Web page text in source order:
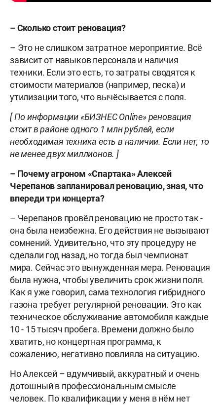
– Сколько стоит реновация?
– Это не слишком затратное мероприятие. Всё
зависит от навыков персонала и наличия
техники. Если это есть, то затраты сводятся к
стоимости материалов (например, песка) и
утилизации того, что вычёсывается с поля.
[ По информации «БИЗНЕС Оnline» реновация
стоит в районе одного 1 млн рублей, если
необходимая техника есть в наличии. Если нет, то
не менее двух миллионов. ]
– Почему агроном «Спартака»Алексей
Черепанов запланировал реновацию, зная, что
впереди три концерта?
– Черепанов провёл реновацию не просто так -
она была неизбежна. Его действия не вызывают
сомнений. Удивительно, что эту процедуру не
сделали год назад, но тогда был чемпионат
мира. Сейчас это вынужденная мера. Реновация
была нужна, чтобы увеличить срок жизни поля.
Как я уже говорил, сама технология гибридного
газона требует регулярной реновации. Это как
техническое обслуживание автомобиля каждые
10 - 15 тысяч пробега. Времени должно было
хватить, но концертная программа, к
сожалению, негативно повлияла на ситуацию.
Но Алексей – вдумчивый, аккуратный и очень
дотошный в профессиональным смысле
человек. По квалификации у меня в нём нет